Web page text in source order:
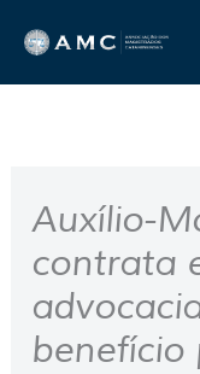
para
o
Auxílio-
contrata
benefício